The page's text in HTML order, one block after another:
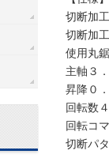
切断加
切断加
使用丸
主軸３
昇降０
回転数
回転コ
切断パ